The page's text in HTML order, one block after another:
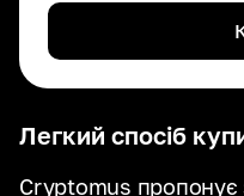
Легкий спосіб
Cryptomus